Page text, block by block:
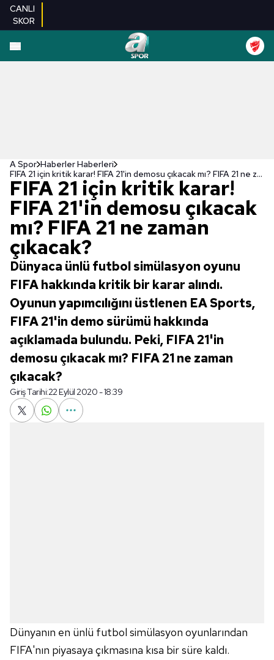
CANLI
SKOR
A Spor Haberler Haberleri
FIFA 21 için kritik karar! FIFA 21'in demosu çıkacak mı? FIFA 21 ne zaman çıkacak?
FIFA 21 için kritik karar!
FIFA 21'in demosu çıkacak
mı? FIFA 21 ne zaman
çıkacak?
Dünyaca ünlü futbol simülasyon oyunu
FIFA hakkında kritik bir karar alındı.
Oyunun yapımcılığını üstlenen EA Sports,
FIFA 21'in demo sürümü hakkında
açıklamada bulundu. Peki, FIFA 21'in
demosu çıkacak mı? FIFA 21 ne zaman
çıkacak?
Giriş Tarihi:22 Eylül 2020 - 18:39
Dünyanın en ünlü futbol simülasyon oyunlarından
FIFA'nın piyasaya çıkmasına kısa bir süre kaldı.